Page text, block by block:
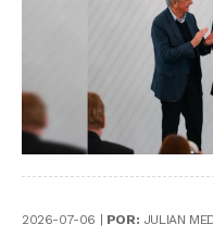
2026-07-06 | POR: JULIAN